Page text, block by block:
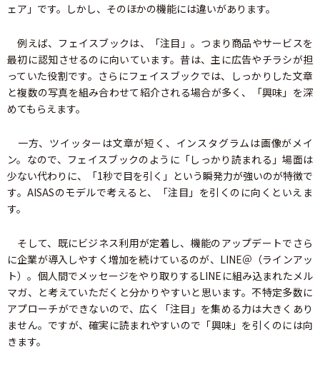
ェア」です。しかし、そのほかの機能には違いがあります。
例えば、フェイスブックは、「注目」。つまり商品やサービスを
最初に認知させるのに向いています。昔は、主に広告やチラシが担
っていた役割です。さらにフェイスブックでは、しっかりした文章
と複数の写真を組み合わせて紹介される場合が多く、「興味」を深
めてもらえます。
一方、ツイッターは文章が短く、インスタグラムは画像がメイ
ン。なので、フェイスブックのように「しっかり読まれる」場面は
少ない代わりに、「1秒で目を引く」という瞬発力が強いのが特徴で
す。AISASのモデルで考えると、「注目」を引くのに向くといえま
す。
そして、既にビジネス利用が定着し、機能のアップデートでさら
に企業が導入しやすく増加を続けているのが、LINE＠（ラインアッ
ト）。個人間でメッセージをやり取りするLINEに組み込まれたメル
マガ、と考えていただくと分かりやすいと思います。不特定多数に
アプローチができないので、広く「注目」を集める力は大きくあり
ません。ですが、確実に読まれやすいので「興味」を引くのには向
きます。